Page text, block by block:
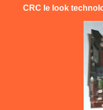
CRC le look